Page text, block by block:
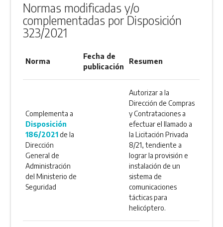
Normas modificadas y/o
complementadas por Disposición
323/2021
Norma
Fecha de
publicación
Resumen
Complementa a
Disposición
186/2021de la
Dirección
General de
Administración
del Ministerio de
Seguridad
Autorizar a la
Dirección de Compras
y Contrataciones a
efectuar el llamado a
la Licitación Privada
8/21, tendiente a
lograr la provisión e
instalación de un
sistema de
comunicaciones
tácticas para
helicóptero.